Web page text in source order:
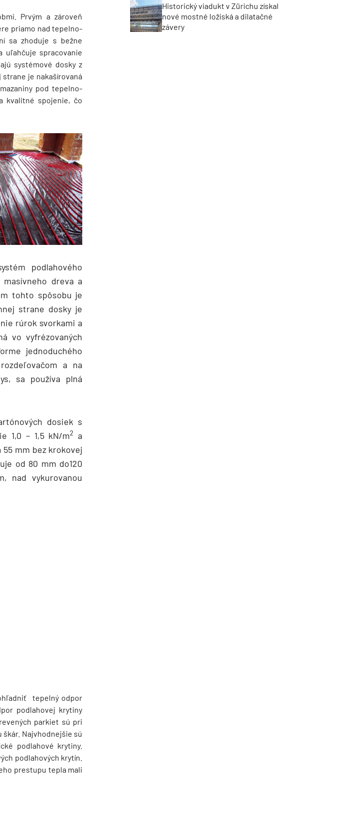
Prvým a zároveň
priamo nad tepelno-
sa zhoduje s bežne
uľahčuje spracovanie
systémové dosky z
strane je nakašírovaná
pod tepelno-
kvalitné spojenie, čo
podlahového
dreva a
tohto spôsobu je
strane dosky je
rúrok svorkami a
vo vyfrézovaných
jednoduchého
a na
sa používa plná
dosiek s
1,0 – 1,5 kN/m2 a
mm bez krokovej
od 80 mm do120
nad vykurovanou
tepelný odpor
podlahovej krytiny
parkiet sú pri
Najvhodnejšie sú
podlahové krytiny.
podlahových krytín.
prestupu tepla mali
Historický viadukt v Zürichu získal
nové mostné ložiská a dilatačné
závery